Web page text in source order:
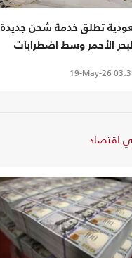
تطلق خدمة شحن جديدة
الأحمر وسط اضطرابات
19-May-26
اقتصاد